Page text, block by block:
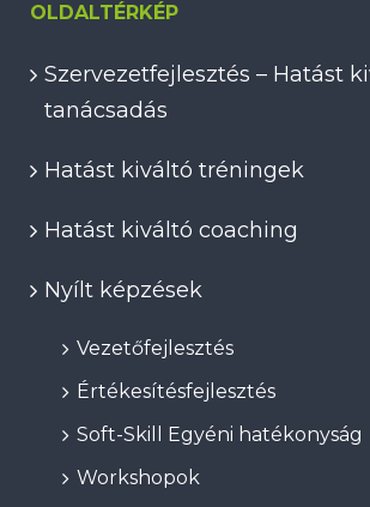
OLDALTÉRKÉP
Szervezetfejlesztés – Hatást
tanácsadás
Hatást kiváltó tréningek
Hatást kiváltó coaching
Nyílt képzések
Vezetőfejlesztés
Értékesítésfejlesztés
Soft-Skill Egyéni hatékonyság
Workshopok